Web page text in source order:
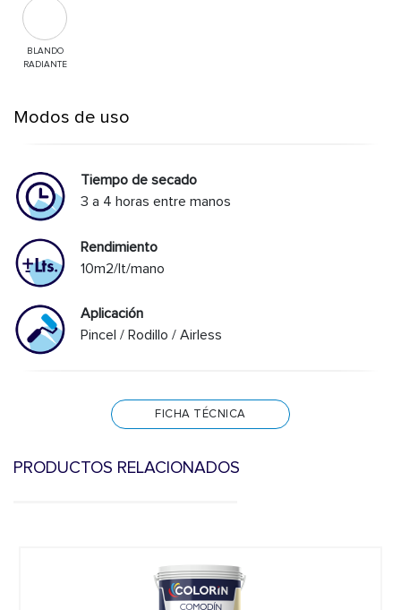
BLANDO
RADIANTE
Modos de uso
Tiempo de secado
3 a 4 horas entre manos
Rendimiento
10m2/lt/mano
Aplicación
Pincel / Rodillo / Airless
FICHA TÉCNICA
PRODUCTOS RELACIONADOS